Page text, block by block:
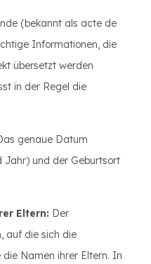
(bekannt als acte de
Informationen, die
übersetzt werden
in der Regel die
genaue Datum
Jahr) und der Geburtsort
Eltern: Der
auf die sich die
die Namen ihrer Eltern. In